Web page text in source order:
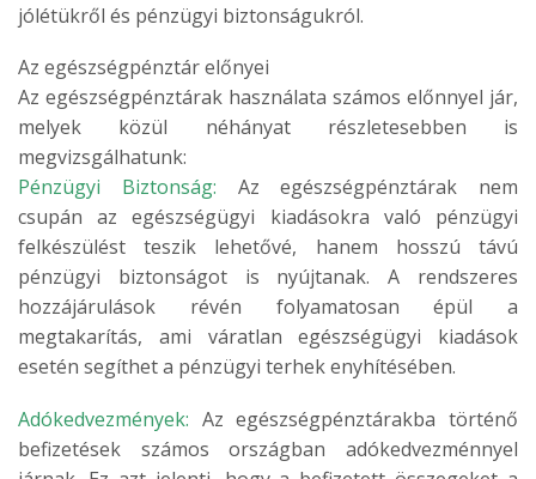
jólétükről és pénzügyi biztonságukról.
Az egészségpénztár előnyei
Az egészségpénztárak használata számos előnnyel jár,
melyek közül néhányat részletesebben is
megvizsgálhatunk:
Pénzügyi Biztonság: Az egészségpénztárak nem
csupán az egészségügyi kiadásokra való pénzügyi
felkészülést teszik lehetővé, hanem hosszú távú
pénzügyi biztonságot is nyújtanak. A rendszeres
hozzájárulások révén folyamatosan épül a
megtakarítás, ami váratlan egészségügyi kiadások
esetén segíthet a pénzügyi terhek enyhítésében.
Adókedvezmények: Az egészségpénztárakba történő
befizetések számos országban adókedvezménnyel